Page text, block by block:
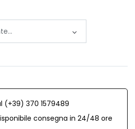
(+39) 370 1579489
consegna in 24/48 ore